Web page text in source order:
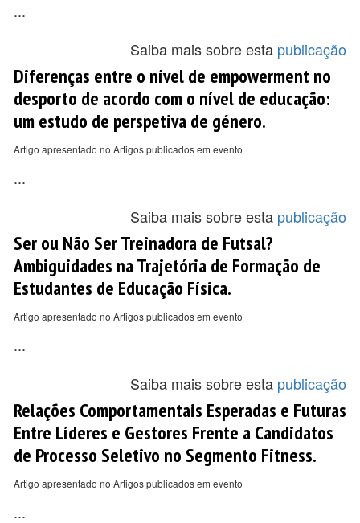
...
Saiba mais sobre esta publicação
Diferenças entre o nível de empowerment no
desporto de acordo com o nível de educação:
um estudo de perspetiva de género.
Artigo apresentado no Artigos publicados em evento
...
Saiba mais sobre esta publicação
Ser ou Não Ser Treinadora de Futsal?
Ambiguidades na Trajetória de Formação de
Estudantes de Educação Física.
Artigo apresentado no Artigos publicados em evento
...
Saiba mais sobre esta publicação
Relações Comportamentais Esperadas e Futuras
Entre Líderes e Gestores Frente a Candidatos
de Processo Seletivo no Segmento Fitness.
Artigo apresentado no Artigos publicados em evento
...